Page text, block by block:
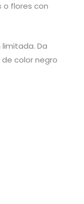
o flores con
Da
color negro